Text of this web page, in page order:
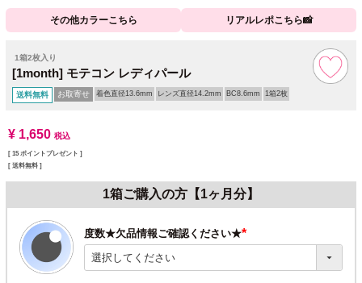
その他カラーこちら リアルレポこちら📸
1箱2枚入り
[1month] モテコン レディパール
送料無料 お取寄せ 着色直径13.6mm レンズ直径14.2mm BC8.6mm 1箱2枚
¥ 1,650 税込
[ 15 ポイントプレゼント ]
送料無料
1箱ご購入の方【1ヶ月分】
度数★欠品情報ご確認ください★
(必